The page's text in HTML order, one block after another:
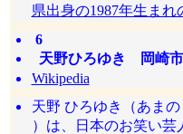
県出身の1987年生まれ
6
天野ひろゆき 岡崎市
Wikipedia
天野 ひろゆき（あま
）は、日本のお笑い